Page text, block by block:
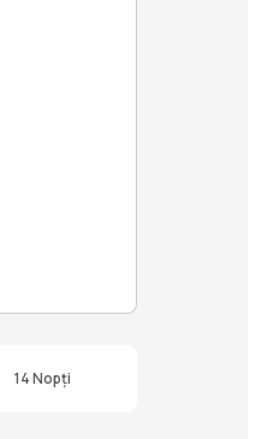
14 Nopți